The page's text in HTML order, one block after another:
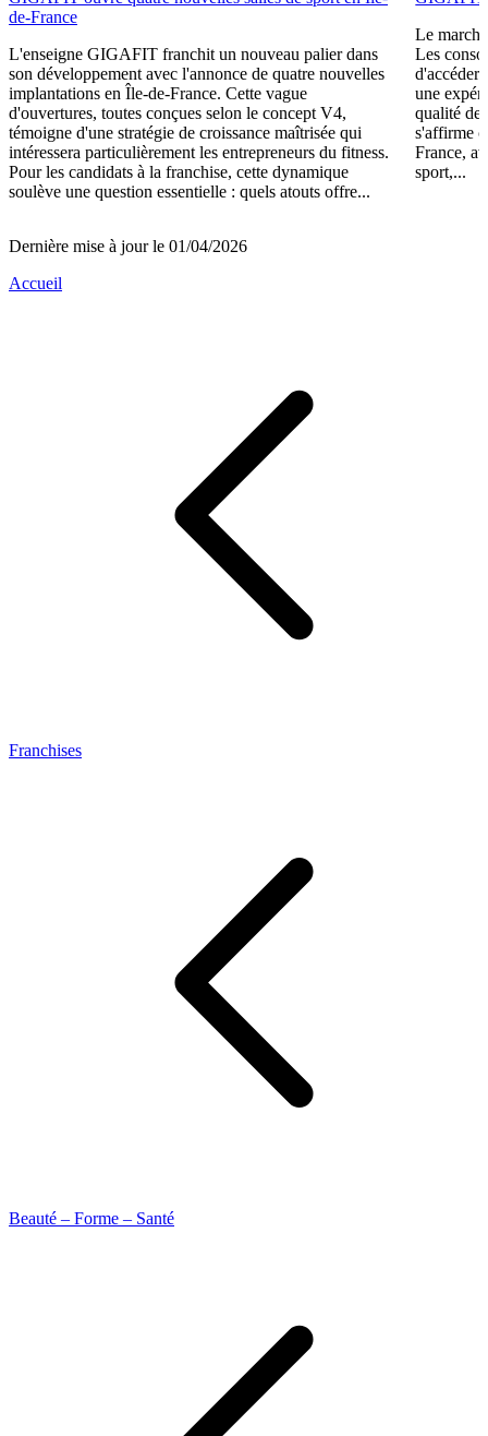
de-France
L'enseigne GIGAFIT franchit un nouveau palier dans
son développement avec l'annonce de quatre nouvelles
implantations en Île-de-France. Cette vague
d'ouvertures, toutes conçues selon le concept V4,
témoigne d'une stratégie de croissance maîtrisée qui
intéressera particulièrement les entrepreneurs du fitness.
Pour les candidats à la franchise, cette dynamique
soulève une question essentielle : quels atouts offre...
Le
Les
d'accéder
une
qualité
s'affirme
France,
sport,...
Dernière mise à jour le 01/04/2026
Accueil
Franchises
Beauté – Forme – Santé